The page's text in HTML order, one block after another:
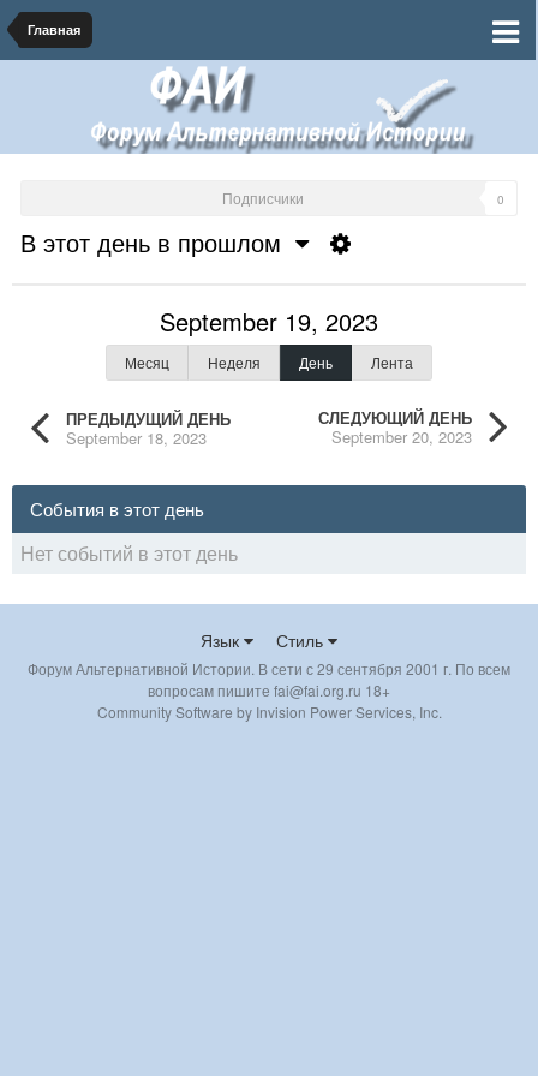
Главная
Подписчики 0
В этот день в прошлом
ПРЕДЫДУЩИЙ ДЕНЬ
September 18, 2023
September 19, 2023
Месяц Неделя День Лента
СЛЕДУЮЩИЙ ДЕНЬ
September 20, 2023
События в этот день
Нет событий в этот день
Язык Стиль
Форум Альтернативной Истории. В сети с 29 сентября 2001 г. По всем
вопросам пишите fai@fai.org.ru 18+
Community Software by Invision Power Services, Inc.